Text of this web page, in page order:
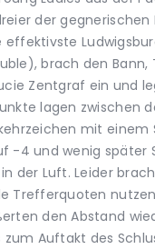
der
effektivste
brach den
Zentgraf ein und
lagen zwischen
mit einem
-4 und wenig später
der Luft. Leider
Trefferquoten
den Abstand
zum Auftakt des